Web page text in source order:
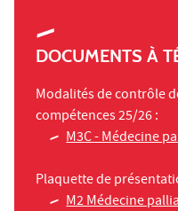
DOCUMENTS À
Modalités de contrôle
compétences 25/26 :
M3C - Médecine
Plaquette de
M2 Médecine